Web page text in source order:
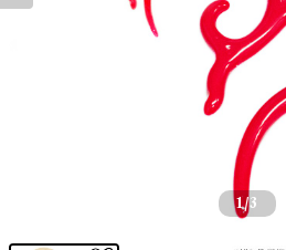
1/3